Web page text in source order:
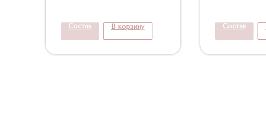
Состав В корзину Состав